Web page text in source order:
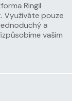
Ringil
Využíváte pouze
a
vašim